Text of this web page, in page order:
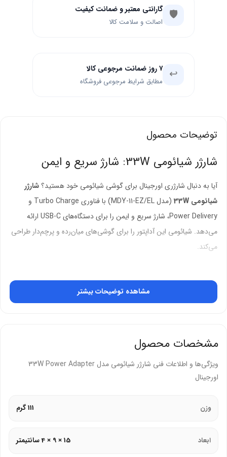
🛡️ گارانتی معتبر و ضمانت کیفیت
اصالت و سلامت کالا
↩️ ۷ روز ضمانت مرجوعی کالا
مطابق شرایط مرجوعی فروشگاه
توضیحات محصول
شارژر شیائومی 33W: شارژ سریع و ایمن
آیا به دنبال شارژری اورجینال برای گوشی شیائومی خود هستید؟شارژر
شیائومی 33W
(مدل MDY-11-EZ/EL) با فناوری Turbo Charge و
Power Delivery، شارژ سریع و ایمن را برای دستگاه‌های USB-C ارائه
می‌دهد. شیائومی این آداپتور را برای گوشی‌های میان‌رده و پرچم‌دار طراحی
می‌کند.
ولتاژ و جریان خروجی: 5V/3A، 9V/3A، 12V/2.25A، 20V/1.35A.
طراحی و ابعاد
مشاهده توضیحات بیشتر
مشخصات محصول
ویژگی‌ها و اطلاعات فنی شارژر شیائومی مدل 33W Power Adapter
اورجینال
وزن 111 گرم
ابعاد 15 × 9 × 4 سانتیمتر